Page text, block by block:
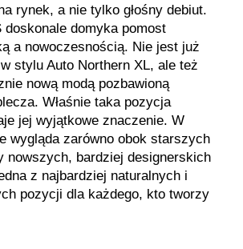
rynek, a nie tylko głośny debiut.
doskonale domyka pomost
a nowoczesnością. Nie jest już
stylu Auto Northern XL, ale też
nową modą pozbawioną
Właśnie taka pozycja
jej wyjątkowe znaczenie. W
wygląda zarówno obok starszych
nowszych, bardziej designerskich
z najbardziej naturalnych i
pozycji dla każdego, kto tworzy